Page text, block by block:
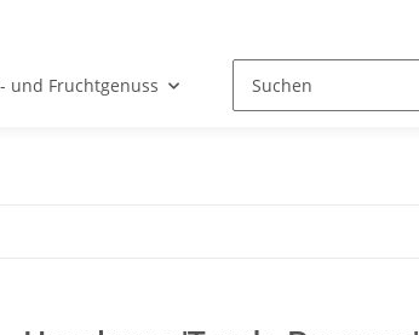
und Fruchtgenuss